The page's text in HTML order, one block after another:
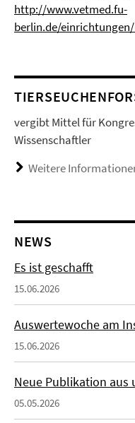
http://www.vetmed.fu-
berlin.de/
vergibt Mittel für
Wissenschaftler
Weitere
NEWS
Es ist geschafft
15.06.2026
Auswertewoche am
15.06.2026
Neue Publikation
05.05.2026